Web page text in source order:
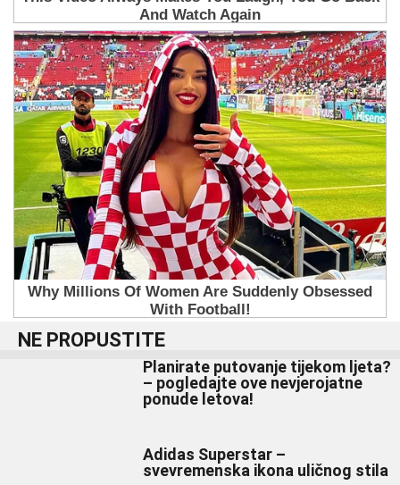
NE PROPUSTITE
Planirate putovanje tijekom ljeta?
– pogledajte ove nevjerojatne
ponude letova!
Adidas Superstar –
svevremenska ikona uličnog stila